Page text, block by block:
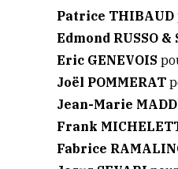
Patrice THIBAUD
Edmond RUSSO
Eric GENEVOIS
Joël POMMERAT
Jean-Marie
Frank
Fabrice